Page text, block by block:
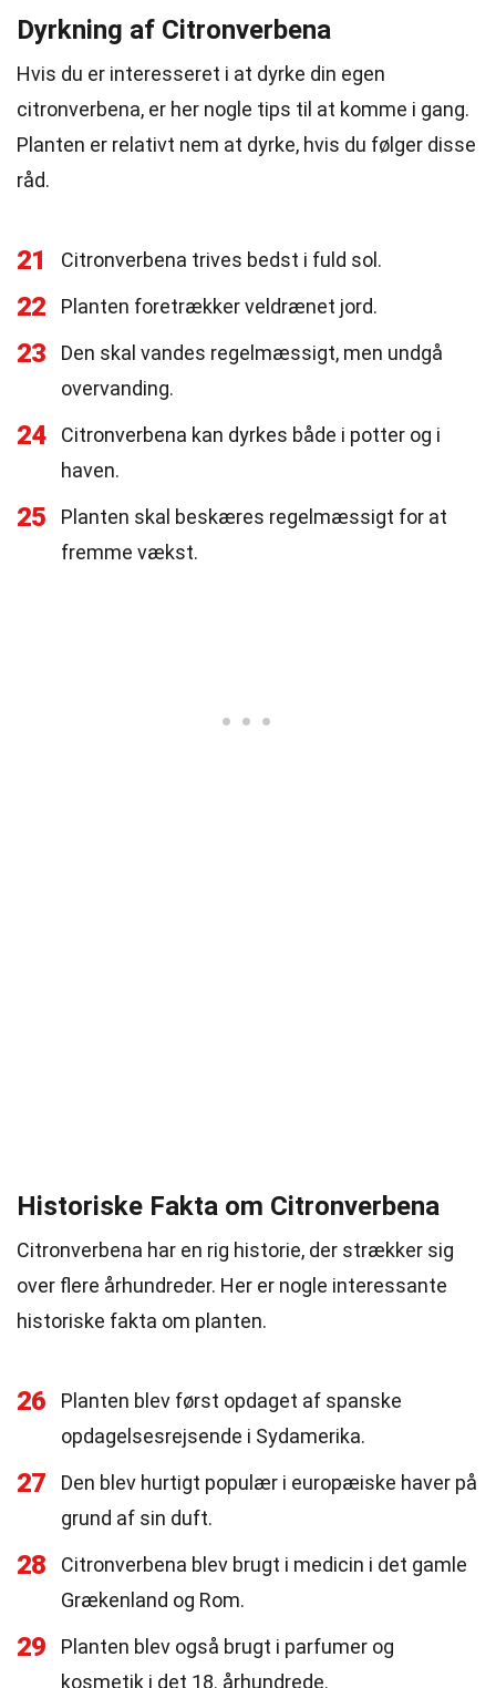
Dyrkning af Citronverbena
Hvis du er interesseret i at dyrke din egen
citronverbena, er her nogle tips til at komme i gang.
Planten er relativt nem at dyrke, hvis du følger disse
råd.
21 Citronverbena trives bedst i fuld sol.
22 Planten foretrækker veldrænet jord.
23
Den skal vandes regelmæssigt, men undgå
overvanding.
24
Citronverbena kan dyrkes både i potter og i
haven.
25
Planten skal beskæres regelmæssigt for at
fremme vækst.
Historiske Fakta om Citronverbena
Citronverbena har en rig historie, der strækker sig
over flere århundreder. Her er nogle interessante
historiske fakta om planten.
26
Planten blev først opdaget af spanske
opdagelsesrejsende i Sydamerika.
27
Den blev hurtigt populær i europæiske haver på
grund af sin duft.
28
Citronverbena blev brugt i medicin i det gamle
Grækenland og Rom.
29
Planten blev også brugt i parfumer og
kosmetik i det 18. århundrede.